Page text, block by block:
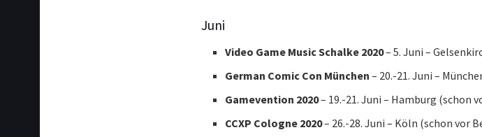
Juni
Video Game Music Schalke 2020– 5. Juni –
German Comic Con München – 20.-21. Juni –
Gamevention 2020– 19.-21. Juni – Hamburg (schon
CCXP Cologne 2020– 26.-28. Juni – Köln (schon vor